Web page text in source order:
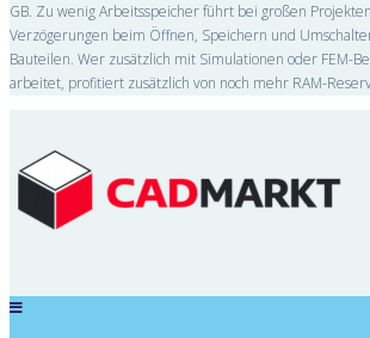
GB. Zu wenig Arbeitsspeicher führt bei großen
Verzögerungen beim Öffnen, Speichern und
Bauteilen. Wer zusätzlich mit Simulationen oder FEM-
arbeitet, profitiert zusätzlich von noch mehr RAM-